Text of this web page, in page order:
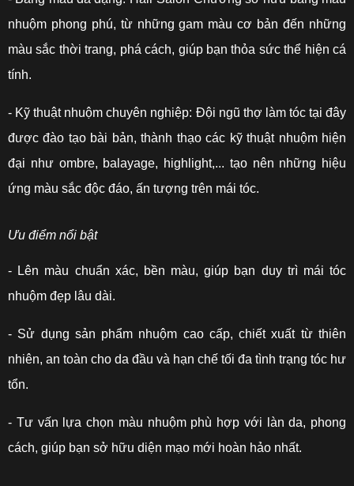
nhuộm phong phú, từ những gam màu cơ bản đến những
màu sắc thời trang, phá cách, giúp bạn thỏa sức thể hiện cá
tính.
- Kỹ thuật nhuộm chuyên nghiệp: Đội ngũ thợ làm tóc tại đây
được đào tạo bài bản, thành thạo các kỹ thuật nhuộm hiện
đại như ombre, balayage, highlight,... tạo nên những hiệu
ứng màu sắc độc đáo, ấn tượng trên mái tóc.
Ưu điểm nổi bật
- Lên màu chuẩn xác, bền màu, giúp bạn duy trì mái tóc
nhuộm đẹp lâu dài.
- Sử dụng sản phẩm nhuộm cao cấp, chiết xuất từ thiên
nhiên, an toàn cho da đầu và hạn chế tối đa tình trạng tóc hư
tổn.
- Tư vấn lựa chọn màu nhuộm phù hợp với làn da, phong
cách, giúp bạn sở hữu diện mạo mới hoàn hảo nhất.